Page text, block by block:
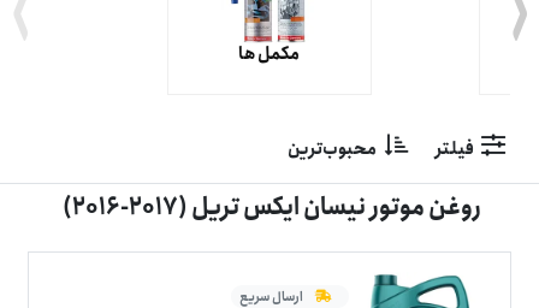
مکمل ها
فیلتر محبوب‌ترین
روغن موتور نیسان ایکس تریل (2017-2016)
ارسال سریع